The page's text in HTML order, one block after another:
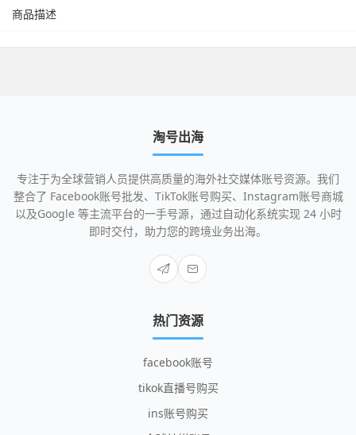
商品描述
淘号出海
专注于为全球营销人员提供高质量的海外社交媒体账号资源。我们
整合了 Facebook账号批发、TikTok账号购买、Instagram账号商城
以及Google 等主流平台的一手号源，通过自动化系统实现 24 小时
即时交付，助力您的跨境业务出海。
热门资源
facebook账号
tikok直播号购买
ins账号购买